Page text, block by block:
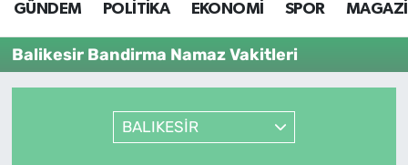
GÜNDEM POLİTİKA EKONOMİ SPOR
Balikesir Bandirma Namaz Vakitleri
BALIKESİR
Trafik Durumu
Süper Lig Puan Durumu ve Fikstür